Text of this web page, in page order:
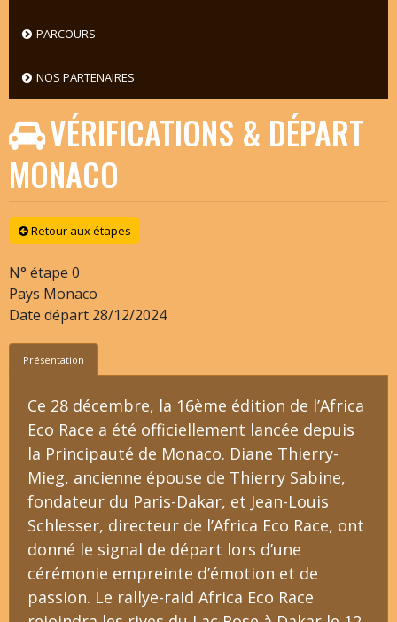
PARCOURS
NOS PARTENAIRES
VÉRIFICATIONS & DÉPART
MONACO
Retour aux étapes
N° étape 0
Pays Monaco
Date départ 28/12/2024
Présentation
Ce 28 décembre, la 16ème édition de l’Africa
Eco Race a été officiellement lancée depuis
la Principauté de Monaco. Diane Thierry-
Mieg, ancienne épouse de Thierry Sabine,
fondateur du Paris-Dakar, et Jean-Louis
Schlesser, directeur de l’Africa Eco Race, ont
donné le signal de départ lors d’une
cérémonie empreinte d’émotion et de
passion. Le rallye-raid Africa Eco Race